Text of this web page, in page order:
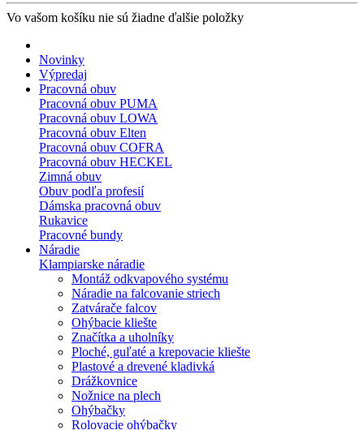
Vo vašom košíku nie sú žiadne ďalšie položky
Novinky
Výpredaj
Pracovná obuv
Pracovná obuv PUMA
Pracovná obuv LOWA
Pracovná obuv Elten
Pracovná obuv COFRA
Pracovná obuv HECKEL
Zimná obuv
Obuv podľa profesií
Dámska pracovná obuv
Rukavice
Pracovné bundy
Náradie
Klampiarske náradie
Montáž odkvapového systému
Náradie na falcovanie striech
Zatvárače falcov
Ohýbacie kliešte
Značítka a uholníky
Ploché, guľaté a krepovacie kliešte
Plastové a drevené kladivká
Drážkovnice
Nožnice na plech
Ohýbačky
Rolovacie ohýbačky